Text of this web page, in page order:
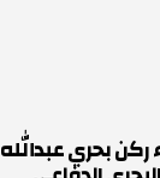
ركن بحري عبدالله